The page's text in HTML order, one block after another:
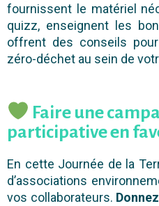
fournissent le matériel
quizz, enseignent les
offrent des conseils
zéro-déchet au sein de
Faire une
participative en
En cette Journée de la
d’associations
vos collaborateurs.